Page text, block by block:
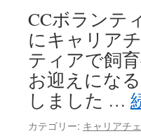
CCボランテ
にキャリア
ティアで飼
お迎えにな
しました …
カテゴリー: キャリアチ